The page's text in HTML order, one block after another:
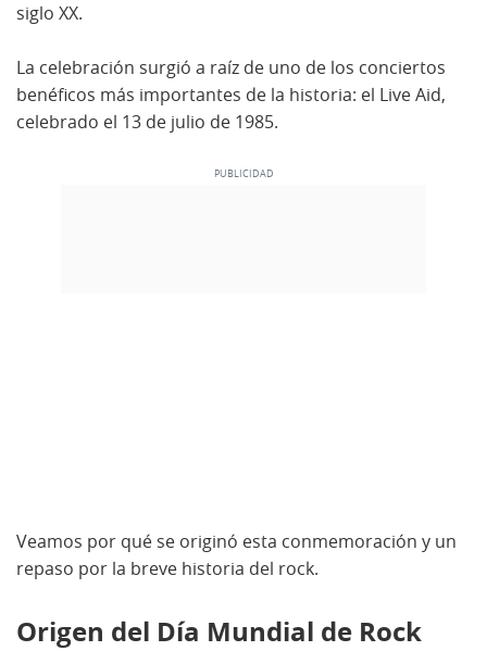
siglo XX.
La celebración surgió a raíz de uno de los conciertos
benéficos más importantes de la historia: el Live Aid,
celebrado el 13 de julio de 1985.
Veamos por qué se originó esta conmemoración y un
repaso por la breve historia del rock.
Origen del Día Mundial de Rock